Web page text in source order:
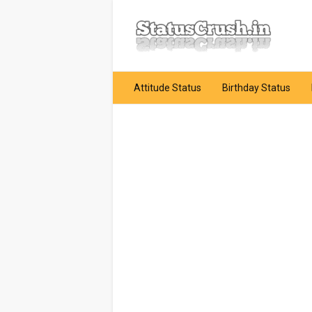
Attitude Status Birthday Status